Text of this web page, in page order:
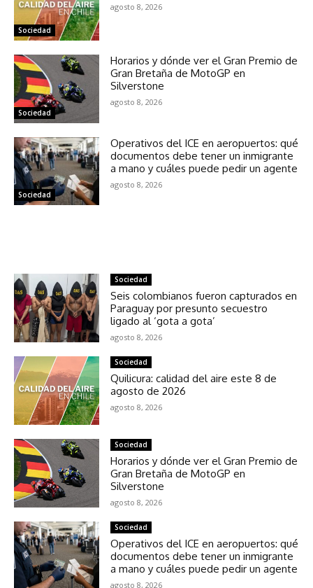
Sociedad
agosto 8, 2026
Sociedad
Horarios y dónde ver el Gran Premio de
Gran Bretaña de MotoGP en
Silverstone
agosto 8, 2026
Sociedad
Operativos del ICE en aeropuertos: qué
documentos debe tener un inmigrante
a mano y cuáles puede pedir un agente
agosto 8, 2026
Sociedad
Seis colombianos fueron capturados en
Paraguay por presunto secuestro
ligado al ‘gota a gota’
agosto 8, 2026
Sociedad
Quilicura: calidad del aire este 8 de
agosto de 2026
agosto 8, 2026
Sociedad
Horarios y dónde ver el Gran Premio de
Gran Bretaña de MotoGP en
Silverstone
agosto 8, 2026
Sociedad
Operativos del ICE en aeropuertos: qué
documentos debe tener un inmigrante
a mano y cuáles puede pedir un agente
agosto 8, 2026